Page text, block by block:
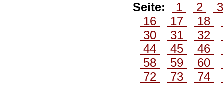
Seite: 1 2
16
17 18
30
31 32
44
45 46
58
59 60
72
73 74